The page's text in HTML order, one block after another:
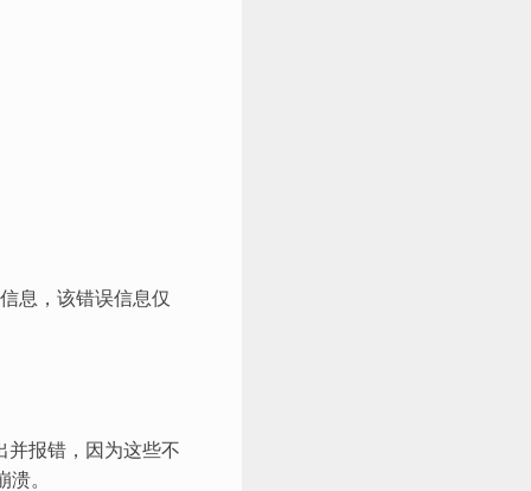
息，该错误信息仅
并报错，因为这些不
。